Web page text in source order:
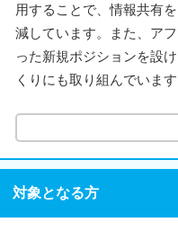
用することで、情報共有
減しています。また、ア
った新規ポジションを設
くりにも取り組んでいます
対象となる方